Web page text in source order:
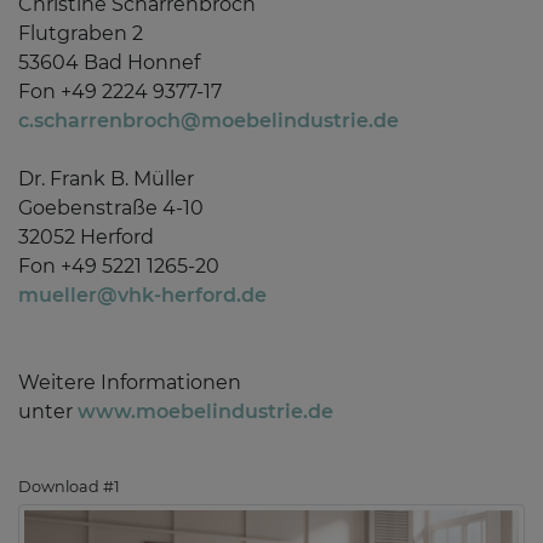
Flutgraben 2
53604 Bad Honnef
Fon +49 2224 9377-17
c.scharrenbroch@moebelindustrie.de
Dr. Frank B. Müller
Goebenstraße 4-10
32052 Herford
Fon +49 5221 1265-20
mueller@vhk-herford.de
Weitere Informationen
unter www.moebelindustrie.de
Download #1